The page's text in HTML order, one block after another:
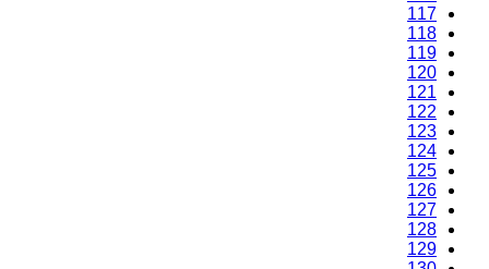
117
118
119
120
121
122
123
124
125
126
127
128
129